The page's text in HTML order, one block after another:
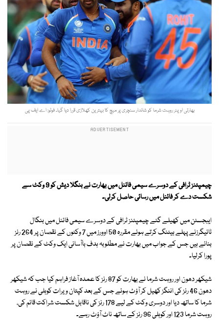
بھارتی اوپنر روہت شرما کو شاندار سنچری پر میچ کا بہترین کھلاڑی قررا دیا گیا۔ فوٹو: اے ایف پی
چیمپئنز ٹرافی کے دوسرے سیمی فائنل میں بھارت نے بنگلا دیش کو 9 وکٹ سے
شکست دے کر فائنل میں رسائی حاصل کرلی۔
ایبجسٹن میں کھیلے گئے چیمپئنز ٹرافی کے دوسرے سیمی فائنل میں بنگال
ٹائیگرزنے پہلے بیٹنگ کرتے ہوئے مقررہ 50 اوورز میں 7 وکٹوں کے نقصان پر 264 رنز
بنائے ہیں جس کے جواب میں بھارت نے مطلوبہ ہدف باآسانی ایک وکٹ کے نقصان پر
پورا کرلیا۔
شیکھر دھون اور روہت شرما نے بھارت کو 87 رنز کا عمدہ آغاز فراہم کیا جب کہ شیکھر
دھون 46 رنز کی اننگز کھیل کر آؤٹ ہوئے جس کے بعد کپتان ویرات کوہلی نے روہت
شرما کا ساتھ دیا اور دوسری وکٹ کے لیے 178 رنز کی ناقابل شکست شراکت قائم کی،
روہت شرما 123 اور کوہلی 96 رنز کے ساتھ ناٹ آؤٹ رہے۔